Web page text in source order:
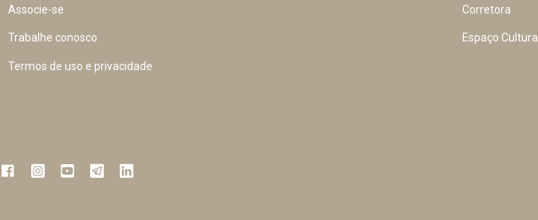
Associe-se
Trabalhe conosco
Termos de uso e privacidade
Corretora
Espaço Cultural